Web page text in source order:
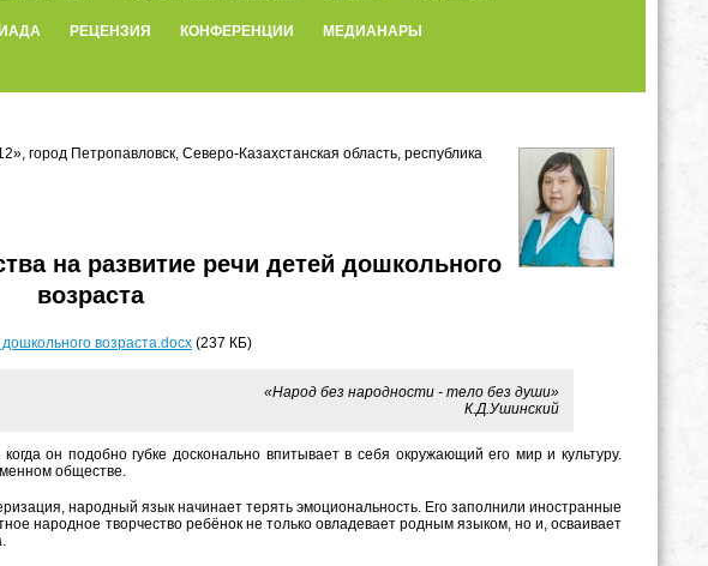
РЕЦЕНЗИЯ КОНФЕРЕНЦИИ МЕДИАНАРЫ
город Петропавловск, Северо-Казахстанская область, республика
на развитие речи детей дошкольного
возраста
возраста.docx (237 КБ)
«Народ без народности - тело без души»
К.Д.Ушинский
он подобно губке досконально впитывает в себя окружающий его мир и культуру.
обществе.
народный язык начинает терять эмоциональность. Его заполнили иностранные
народное творчество ребёнок не только овладевает родным языком, но и, осваивает